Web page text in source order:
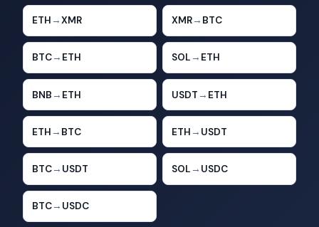
ETH →XMR XMR→ BTC
BTC→ ETH SOL → ETH
BNB → ETH USDT → ETH
ETH → BTC ETH → USDT
BTC→ USDT SOL → USDC
BTC→ USDC